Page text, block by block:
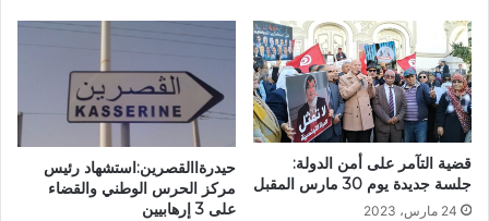
قضية التآمر على أمن الدولة:
جلسة جديدة يوم 30 مارس المقبل
24 مارس، 2023
حيدرةاالقصرين:استشهاد رئيس
مركز الحرس الوطني والقضاء
على 3 إرهابيين